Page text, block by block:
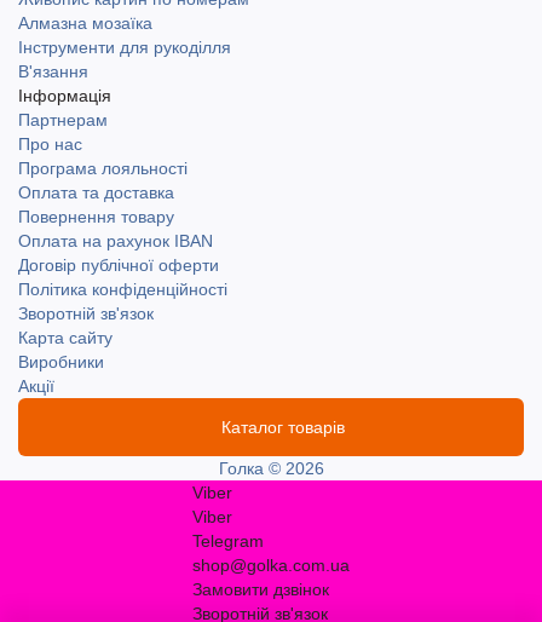
Алмазна мозаїка
Інструменти для рукоділля
В'язання
Інформація
Партнерам
Про нас
Програма лояльності
Оплата та доставка
Повернення товару
Оплата на рахунок IBAN
Договір публічної оферти
Політика конфіденційності
Зворотній зв'язок
Карта сайту
Виробники
Акції
Каталог товарів
Голка © 2026
Viber
Viber
Telegram
shop@golka.com.ua
Замовити дзвінок
Зворотній зв'язок